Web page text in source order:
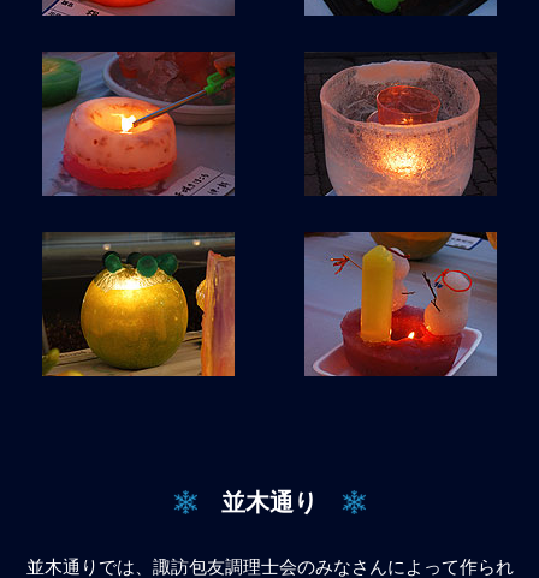
並木通り
並木通りでは、諏訪包友調理士会のみなさんによって作られ